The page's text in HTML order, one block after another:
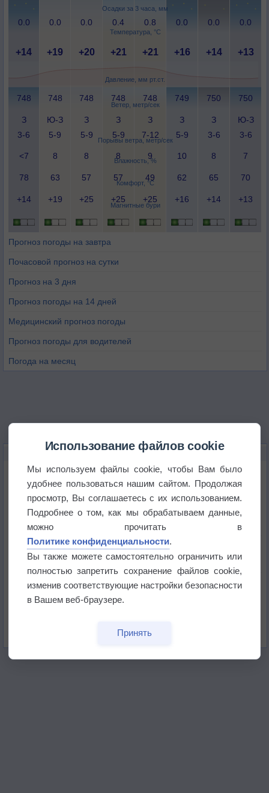
Осадки за 3 часа, мм
Температура, °C
Давление, мм рт.ст.
Ветер, метр/сек
Порывы ветра, метр/сек
Влажность, %
Комфорт, °C
Магнитные бури
0.0 0.0 0.0 0.4 0.8 0.0 0.0 0.0
+14 +19 +20 +21 +21 +16 +14 +13
748 748 748 748 748 749 750 750
З
3-6
Ю-З
5-9
З
5-9
З
5-9
З
7-12
З
5-9
З
3-6
Ю-З
3-6
<7 8 8 8 9 10 8 7
78 63 57 57 49 62 65 70
+14 +19 +25 +25 +25 +16 +14 +13
Прогноз погоды на завтра
Почасовой прогноз на сутки
Прогноз на 3 дня
Прогноз погоды на 14 дней
Медицинский прогноз погоды
Прогноз погоды для водителей
Погода на месяц
Дневная температура воздуха в ОАЭ превысила
+51°
Европейские столицы бьют рекорды жары
Впервые за 155 лет в Лондоне в течение месяца
не выпадал дождь
Лето продолжит щедро раздавать своё тепло!
Использование файлов cookie
Мы используем файлы cookie, чтобы Вам было
удобнее пользоваться нашим сайтом. Продолжая
просмотр, Вы соглашаетесь с их использованием.
Подробнее о том, как мы обрабатываем данные,
можно прочитать в
Политике конфиденциальности.
Вы также можете самостоятельно ограничить или
полностью запретить сохранение файлов cookie,
изменив соответствующие настройки безопасности
в Вашем веб-браузере.
Принять